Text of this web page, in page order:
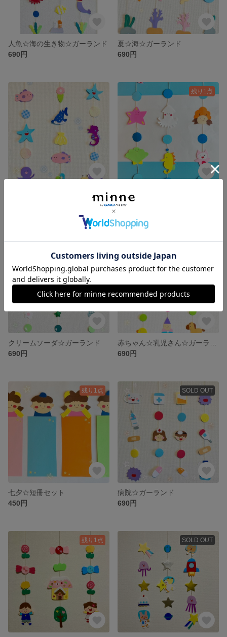
人魚☆海の生き物☆ガーランド
690円
夏☆海☆ガーランド
690円
残り1点
海の生き物☆お魚☆ガーランド
690円
クリームソーダ☆ガーランド
690円
残り1点
690円
残り1点
七夕☆短冊セット
450円
SOLD OUT
病院☆ガーランド
690円
残り1点 SOLD OUT